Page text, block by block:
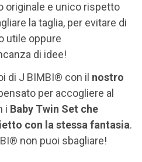
originale e unico rispetto
la taglia, per evitare di
utile oppure
di idee!
di J BIMBI® con il nostro
per accogliere al
i Baby Twin Set che
con la stessa fantasia.
non puoi sbagliare!